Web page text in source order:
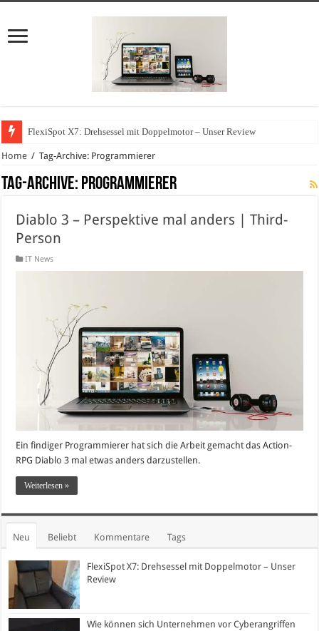
FlexiSpot X7: Drehsessel mit Doppelmotor – Unser Review
Home / Tag-Archive: Programmierer
Tag-Archive: Programmierer
Diablo 3 – Perspektive mal anders | Third-
Person
IT News
Ein findiger Programmierer hat sich die Arbeit gemacht das Action-
RPG Diablo 3 mal etwas anders darzustellen.
Weiterlesen »
Neu Beliebt Kommentare Tags
FlexiSpot X7: Drehsessel mit Doppelmotor – Unser
Review
Wie können sich Unternehmen vor Cyberangriffen